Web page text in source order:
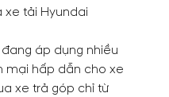
xe tải Hyundai
áp dụng nhiều
mại hấp dẫn cho xe
xe trả góp chỉ từ